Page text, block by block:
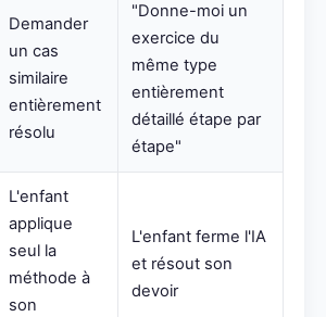
Demander
un cas
similaire
entièrement
résolu
"Donne-moi un
exercice du
même type
entièrement
détaillé étape par
étape"
L'enfant
applique
seul la
méthode à
son
L'enfant ferme l'IA
et résout son
devoir